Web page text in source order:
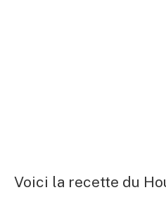
Voici la recette du